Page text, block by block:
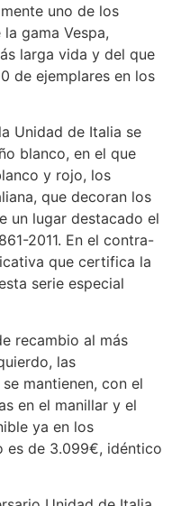
uno de los
gama Vespa,
larga vida y del que
de ejemplares en los
Unidad de Italia se
blanco, en el que
y rojo, los
que decoran los
un lugar destacado el
2011. En el contra-
que certifica la
serie especial
recambio al más
las
mantienen, con el
en el manillar y el
ya en los
es de 3.099€, idéntico